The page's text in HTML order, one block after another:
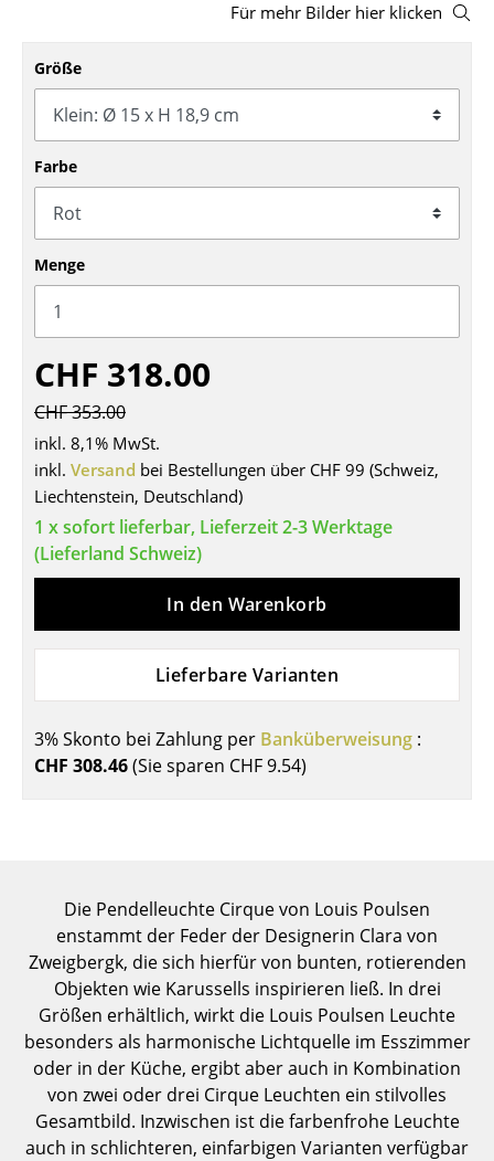
Schaukelstühle
Bürodrehstühle
Bürosessel
Einzelteile
... alle Sitzmöbel
Tische
Esstische
Beistelltische
Couchtische
Schreibtische
Sekretäre & PC-Tische
Konferenztische
Stehtische & Stehpulte
Gartentische
Servierwagen
Aufbewahren
Regale & Schränke
Bücherregale
Wandregale
Sideboards & Kommoden
TV Möbel
Für mehr Bilder hier klicken
Größe
Farbe
Menge
CHF 318.00
CHF 353.00
inkl. 8,1% MwSt.
inkl. Versand bei Bestellungen über CHF 99 (Schweiz,
Liechtenstein, Deutschland)
1 x sofort lieferbar, Lieferzeit 2-3 Werktage
(Lieferland Schweiz)
In den Warenkorb
Lieferbare Varianten
3% Skonto bei Zahlung per Banküberweisung :
CHF 308.46(Sie sparen CHF 9.54)
Die Pendelleuchte Cirque von Louis Poulsen
enstammt der Feder der Designerin Clara von
Zweigbergk, die sich hierfür von bunten, rotierenden
Objekten wie Karussells inspirieren ließ. In drei
Größen erhältlich, wirkt die Louis Poulsen Leuchte
besonders als harmonische Lichtquelle im Esszimmer
oder in der Küche, ergibt aber auch in Kombination
von zwei oder drei Cirque Leuchten ein stilvolles
Gesamtbild. Inzwischen ist die farbenfrohe Leuchte
auch in schlichteren, einfarbigen Varianten verfügbar